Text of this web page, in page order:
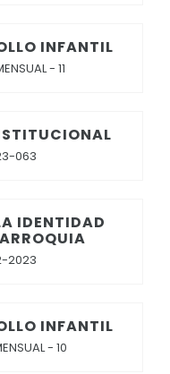
INFANTIL
- 11
063
IDENTIDAD
2023
INFANTIL
- 10